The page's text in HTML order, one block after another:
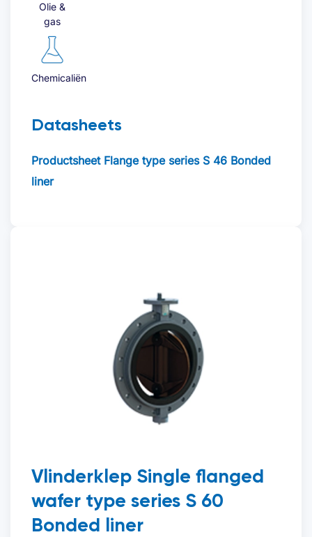
Olie &
gas
Chemicaliën
Datasheets
Productsheet Flange type series S 46 Bonded
liner
Vlinderklep Single flanged
wafer type series S 60
Bonded liner
Offerte aanvragen
Voornaam
Achternaam*
*
Bent u al klant?